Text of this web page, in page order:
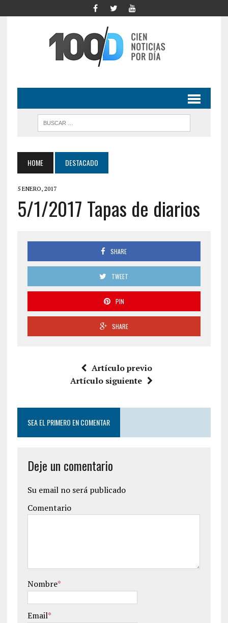
HOME DESTACADO
5 ENERO, 2017
5/1/2017 Tapas de diarios
SHARE
TWEET
PIN
SHARE
Artículo previo
Artículo siguiente
SEA EL PRIMERO EN COMENTAR
Deje un comentario
Su email no será publicado
Comentario
Nombre*
Email*